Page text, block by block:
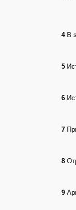
4В
5
6
7
8
9